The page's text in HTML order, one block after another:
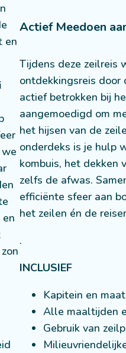
en
Actief Meedoen
Tijdens deze zeilreis
ontdekkingsreis door
actief betrokken bij
aangemoedigd om
het hijsen van de
onderdeks is je hulp
kombuis, het dekken
zelfs de afwas.
efficiënte sfeer aan
het zeilen én de
.
INCLUSIEF
Kapitein en
Alle maaltijden
Gebruik van